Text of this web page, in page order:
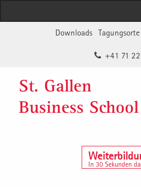
Tagungsorte
Downloads
+41 71
St. Gallen
Business School
In 30 Sekunden